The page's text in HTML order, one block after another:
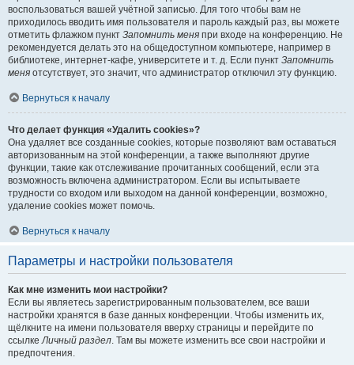
воспользоваться вашей учётной записью. Для того чтобы вам не
приходилось вводить имя пользователя и пароль каждый раз, вы можете
отметить флажком пункт Запомнить меня при входе на конференцию. Не
рекомендуется делать это на общедоступном компьютере, например в
библиотеке, интернет-кафе, университете и т. д. Если пункт Запомнить
меня отсутствует, это значит, что администратор отключил эту функцию.
Вернуться к началу
Что делает функция «Удалить cookies»?
Она удаляет все созданные cookies, которые позволяют вам оставаться
авторизованным на этой конференции, а также выполняют другие
функции, такие как отслеживание прочитанных сообщений, если эта
возможность включена администратором. Если вы испытываете
трудности со входом или выходом на данной конференции, возможно,
удаление cookies может помочь.
Вернуться к началу
Параметры и настройки пользователя
Как мне изменить мои настройки?
Если вы являетесь зарегистрированным пользователем, все ваши
настройки хранятся в базе данных конференции. Чтобы изменить их,
щёлкните на имени пользователя вверху страницы и перейдите по
ссылкеЛичный раздел. Там вы можете изменить все свои настройки и
предпочтения.